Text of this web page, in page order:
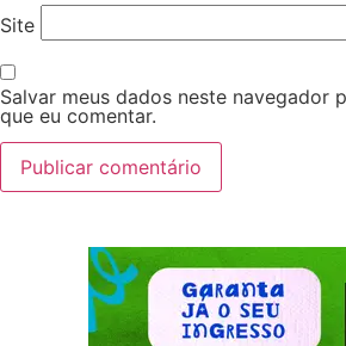
Site
Salvar meus dados neste navegador
que eu comentar.